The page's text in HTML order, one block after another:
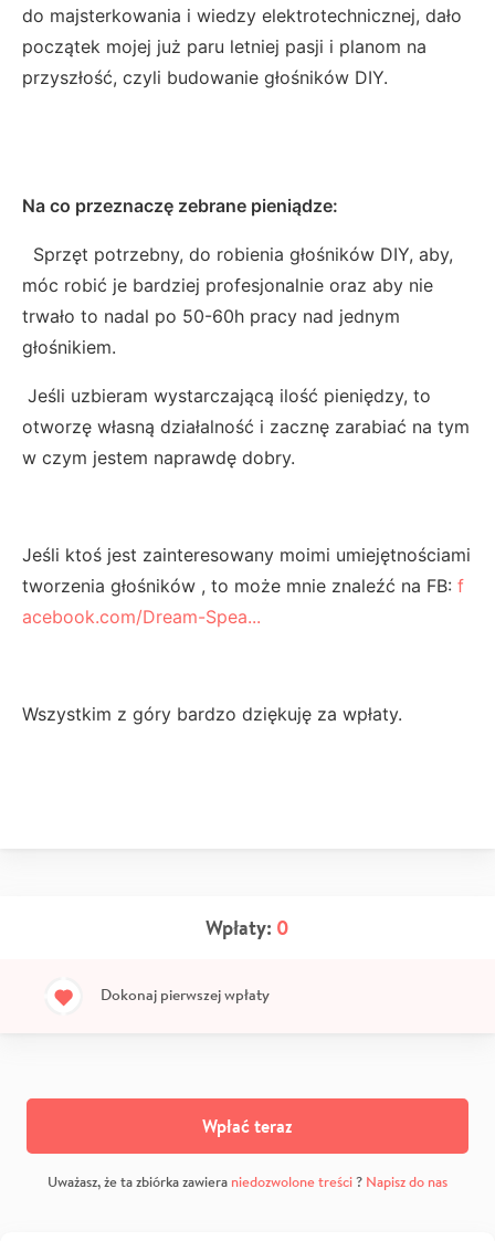
do majsterkowania i wiedzy elektrotechnicznej, dało
początek mojej już paru letniej pasji i planom na
przyszłość, czyli budowanie głośników DIY.
Na co przeznaczę zebrane pieniądze:
Sprzęt potrzebny, do robienia głośników DIY, aby,
móc robić je bardziej profesjonalnie oraz aby nie
trwało to nadal po 50-60h pracy nad jednym
głośnikiem.
Jeśli uzbieram wystarczającą ilość pieniędzy, to
otworzę własną działalność i zacznę zarabiać na tym
w czym jestem naprawdę dobry.
Jeśli ktoś jest zainteresowany moimi umiejętnościami
tworzenia głośników , to może mnie znaleźć na FB: f
acebook.com/Dream-Spea...
Wszystkim z góry bardzo dziękuję za wpłaty.
Wpłaty: 0
Dokonaj pierwszej wpłaty
Wpłać teraz
Uważasz, że ta zbiórka zawiera niedozwolone treści? Napisz do nas